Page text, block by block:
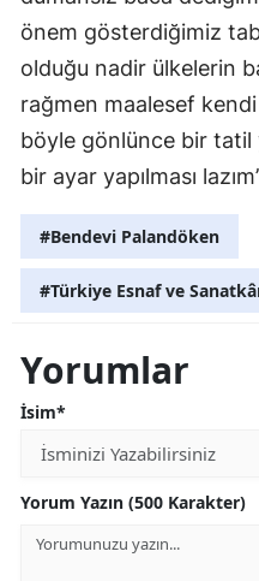
önem gösterdiğimiz
olduğu nadir ülkelerin
rağmen maalesef kendi
böyle gönlünce bir tatil
bir ayar yapılması
#Bendevi Palandöken
#Türkiye Esnaf ve
Yorumlar
İsim*
Yorum Yazın (500 Karakter)